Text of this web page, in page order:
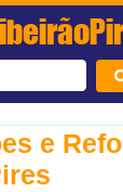
e